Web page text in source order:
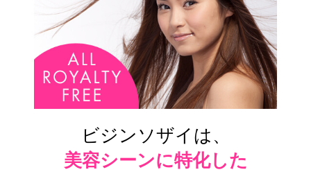
ビジンソザイは、
美容シーンに特化した